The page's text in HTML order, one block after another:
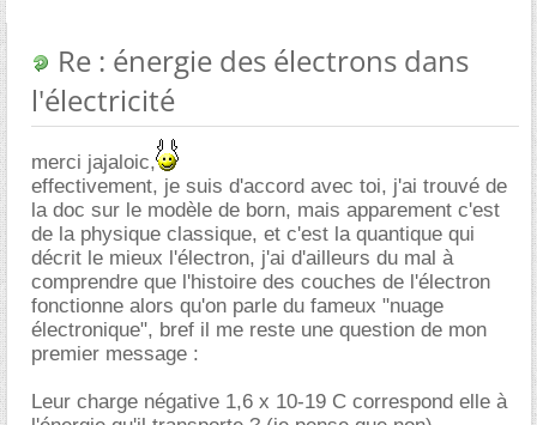
Re : énergie des électrons dans
l'électricité
merci jajaloic,
effectivement, je suis d'accord avec toi, j'ai trouvé de
la doc sur le modèle de born, mais apparement c'est
de la physique classique, et c'est la quantique qui
décrit le mieux l'électron, j'ai d'ailleurs du mal à
comprendre que l'histoire des couches de l'électron
fonctionne alors qu'on parle du fameux "nuage
électronique", bref il me reste une question de mon
premier message :
Leur charge négative 1,6 x 10-19 C correspond elle à